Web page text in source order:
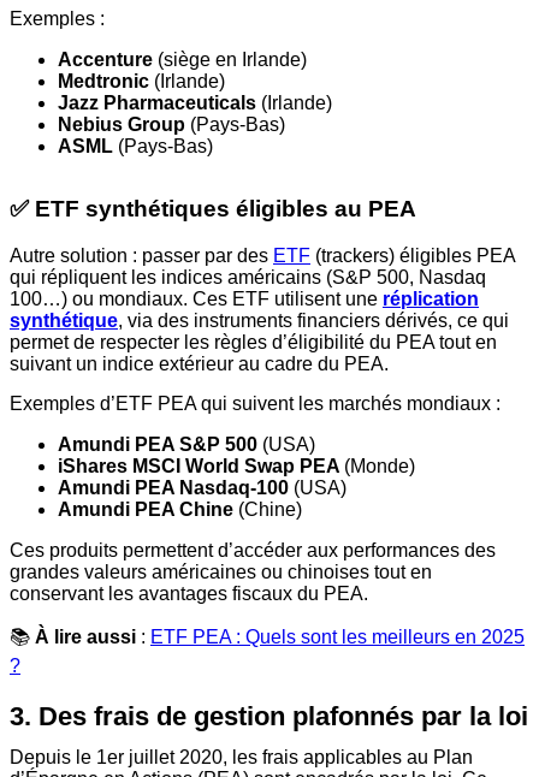
Exemples :
Accenture (siège en Irlande)
Medtronic (Irlande)
Jazz Pharmaceuticals (Irlande)
Nebius Group (Pays-Bas)
ASML (Pays-Bas)
✅ ETF synthétiques éligibles au PEA
Autre solution : passer par des ETF (trackers) éligibles PEA
qui répliquent les indices américains (S&P 500, Nasdaq
100…) ou mondiaux. Ces ETF utilisent une réplication
synthétique, via des instruments financiers dérivés, ce qui
permet de respecter les règles d’éligibilité du PEA tout en
suivant un indice extérieur au cadre du PEA.
Exemples d’ETF PEA qui suivent les marchés mondiaux :
Amundi PEA S&P 500 (USA)
iShares MSCI World Swap PEA (Monde)
Amundi PEA Nasdaq-100 (USA)
Amundi PEA Chine (Chine)
Ces produits permettent d’accéder aux performances des
grandes valeurs américaines ou chinoises tout en
conservant les avantages fiscaux du PEA.
📚 À lire aussi : ETF PEA : Quels sont les meilleurs en 2025
?
3. Des frais de gestion plafonnés par la loi
Depuis le 1er juillet 2020, les frais applicables au Plan